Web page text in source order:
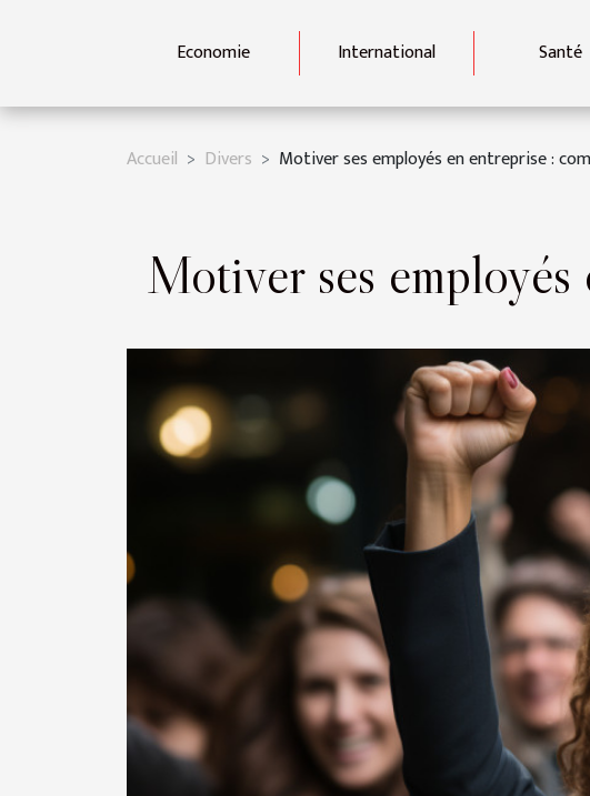
Economie International Santé
Accueil Divers Motiver ses employés en entreprise :
Motiver ses employés